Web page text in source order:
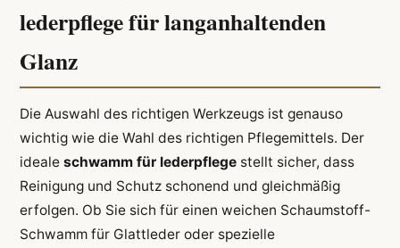
lederpflege für langanhaltenden
Glanz
Die Auswahl des richtigen Werkzeugs ist genauso
wichtig wie die Wahl des richtigen Pflegemittels. Der
ideale schwamm für lederpflegestellt sicher, dass
Reinigung und Schutz schonend und gleichmäßig
erfolgen. Ob Sie sich für einen weichen Schaumstoff-
Schwamm für Glattleder oder spezielle